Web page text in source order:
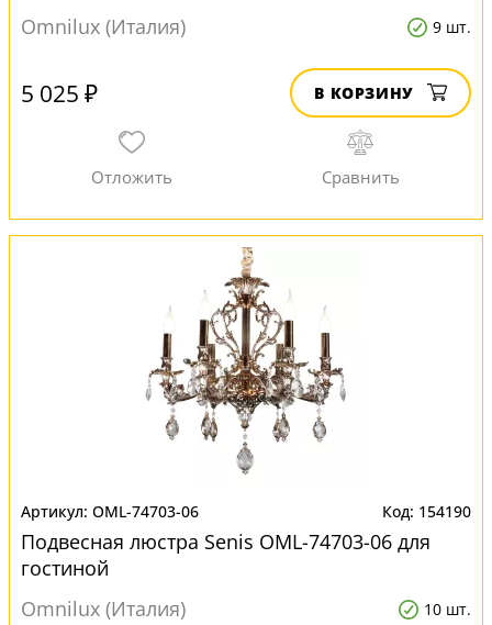
Omnilux (Италия)
9 шт.
5 025 ₽ В КОРЗИНУ
OML-74703-06 154190
Подвесная люстра Senis OML-74703-06 для
гостиной
Omnilux (Италия)
10 шт.